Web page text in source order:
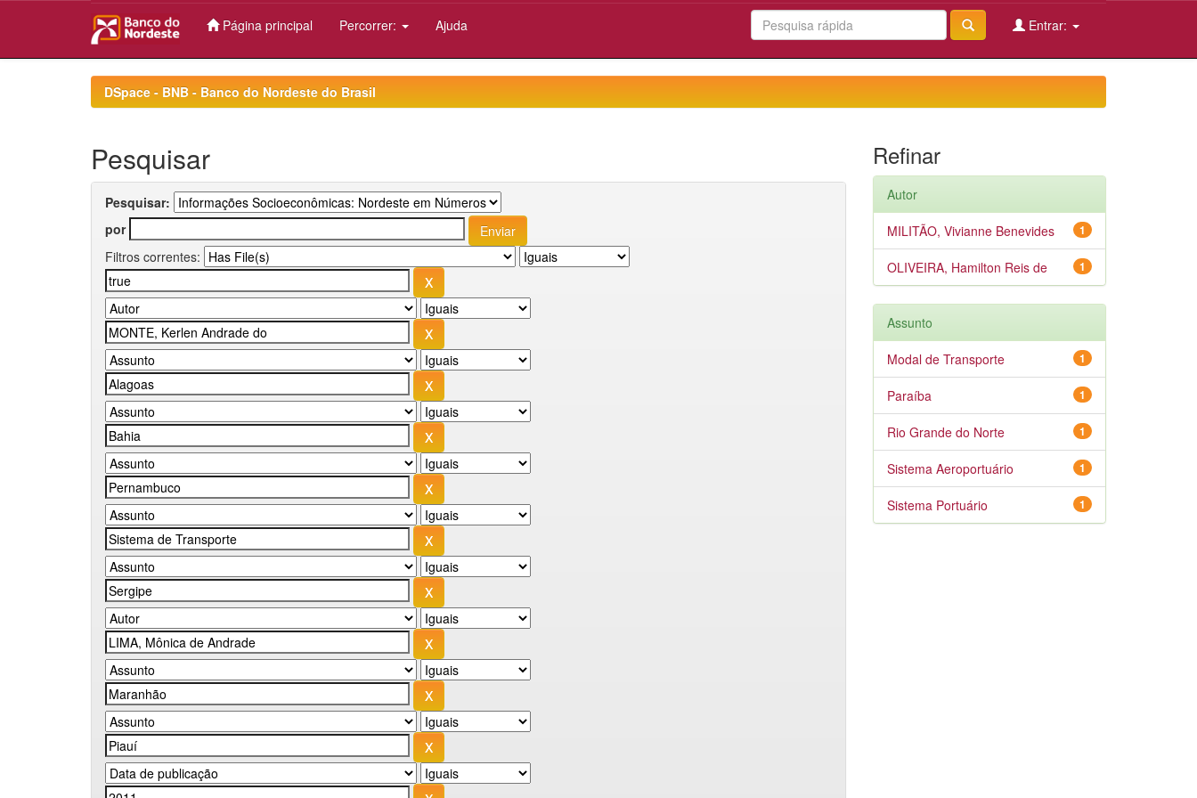
Página principal Percorrer: Ajuda Entrar:
DSpace - BNB - Banco do Nordeste do Brasil
Pesquisar
Pesquisar:
por
Filtros correntes:
Refinar
Autor
1
MILITÃO, Vivianne Benevides
1
OLIVEIRA, Hamilton Reis de
Assunto
1
Modal de Transporte
1
Paraíba
1
Rio Grande do Norte
1
Sistema Aeroportuário
1
Sistema Portuário